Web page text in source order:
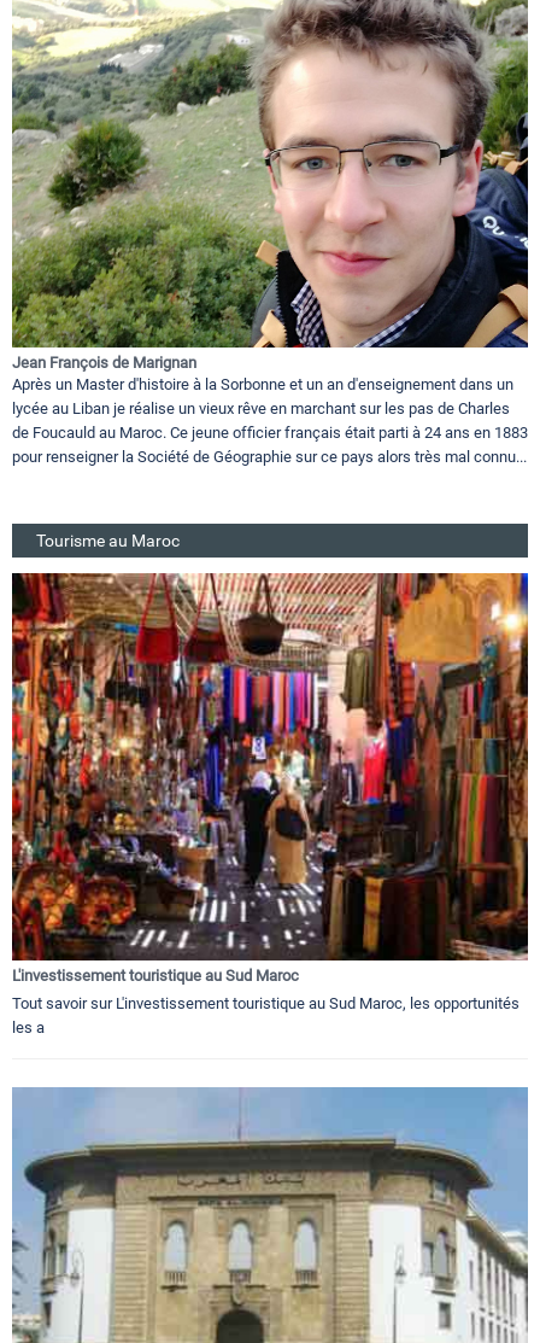
Jean François de Marignan
Après un Master d'histoire à la Sorbonne et un an d'enseignement dans un
lycée au Liban je réalise un vieux rêve en marchant sur les pas de Charles
de Foucauld au Maroc. Ce jeune officier français était parti à 24 ans en 1883
pour renseigner la Société de Géographie sur ce pays alors très mal connu...
Tourisme au Maroc
L'investissement touristique au Sud Maroc
Tout savoir sur L'investissement touristique au Sud Maroc, les opportunités
les a